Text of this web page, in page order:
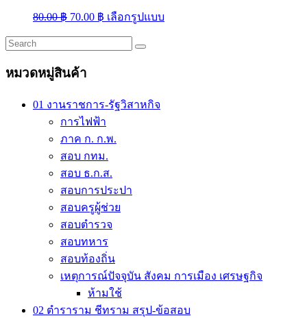
80.00฿ Original
price
was:
80.00 ฿.
70.00 ฿ Current
price
is:
70.00 ฿.
เลือกรูปแบบ
product
หมวดหมู่สินค้า
01 งานราชการ-รัฐวิสาหกิจ
การไฟฟ้า
ภาค ก. ก.พ.
สอบ กทม.
สอบ ธ.ก.ส.
สอบการประปา
สอบครูผู้ช่วย
สอบตำรวจ
สอบทหาร
สอบท้องถิ่น
เหตุการณ์ปัจจุบัน สังคม การเมือง เศรษฐกิจ
ห้ามใช้
02 ตำราราม ชีทราม สรุป-ข้อสอบ